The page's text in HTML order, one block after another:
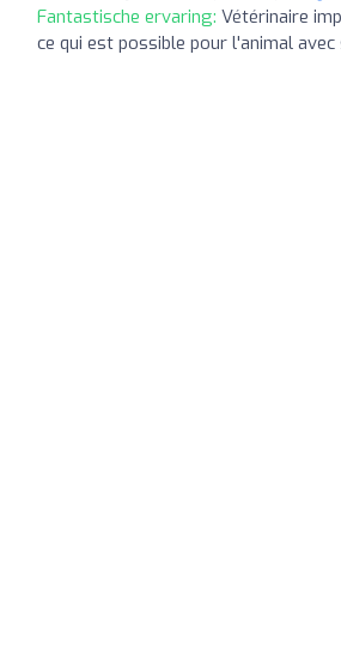
Fantastische ervaring: Vétérinaire
ce qui est possible pour l'animal avec